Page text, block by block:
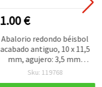
1.00 €
Abalorio redondo béisbol
acabado antiguo, 10 x 11,5
mm, agujero: 3,5 mm,
marrón – 50 g (~65 uds)
Sku: 119768